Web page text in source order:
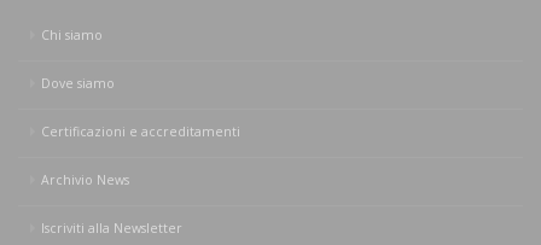
Chi siamo
Dove siamo
Certificazioni e accreditamenti
Archivio News
Iscriviti alla Newsletter